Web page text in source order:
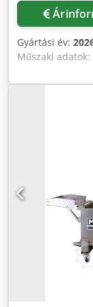
pasteurisiert/
Gyártási év:
Műszaki
1.4301, AISI
mm Súly: 100
típusa: DN25
különböző